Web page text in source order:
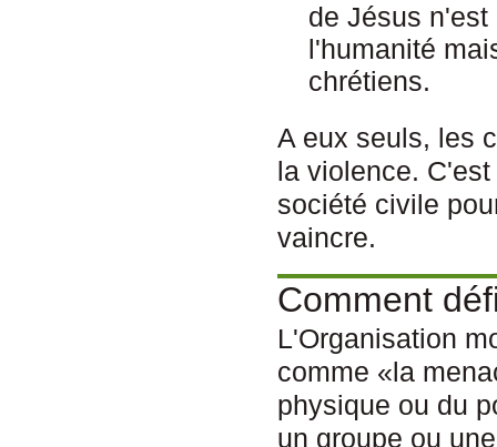
de Jésus
l'humanité
chrétiens.
A eux seuls, les
la violence.
société civile
vaincre.
Comment
L'Organisation
comme «la
physique ou du
un groupe ou